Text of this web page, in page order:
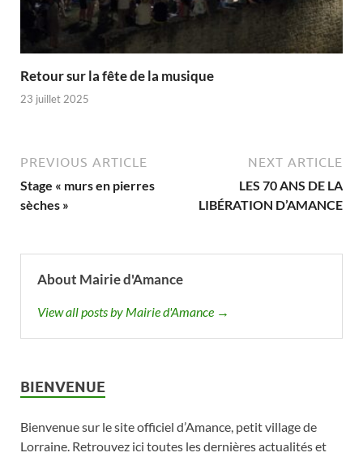
Retour sur la fête de la musique
23 juillet 2025
PREVIOUS ARTICLE
Stage « murs en pierres
sèches »
NEXT ARTICLE
LES 70 ANS DE LA
LIBÉRATION D’AMANCE
About Mairie d'Amance
View all posts by Mairie d'Amance →
BIENVENUE
Bienvenue sur le site officiel d’Amance, petit village de
Lorraine. Retrouvez ici toutes les dernières actualités et